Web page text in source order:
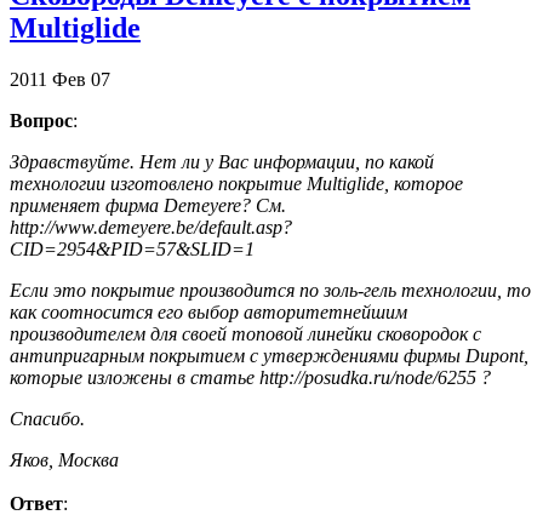
Multiglide
2011 Фев 07
Вопрос:
Здравствуйте. Нет ли у Вас информации, по какой
технологии изготовлено покрытие Multiglide, которое
применяет фирма Demeyere? См.
http://www.demeyere.be/default.asp?
CID=2954&PID=57&SLID=1
Если это покрытие производится по золь-гель технологии, то
как соотносится его выбор авторитетнейшим
производителем для своей топовой линейки сковородок с
антипригарным покрытием с утверждениями фирмы Dupont,
которые изложены в статье http://posudka.ru/node/6255 ?
Спасибо.
Яков, Москва
Ответ: